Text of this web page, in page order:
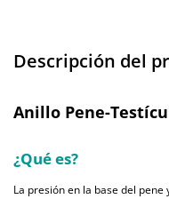
Descripción del
Anillo Pene-
¿Qué es?
La presión en la base del